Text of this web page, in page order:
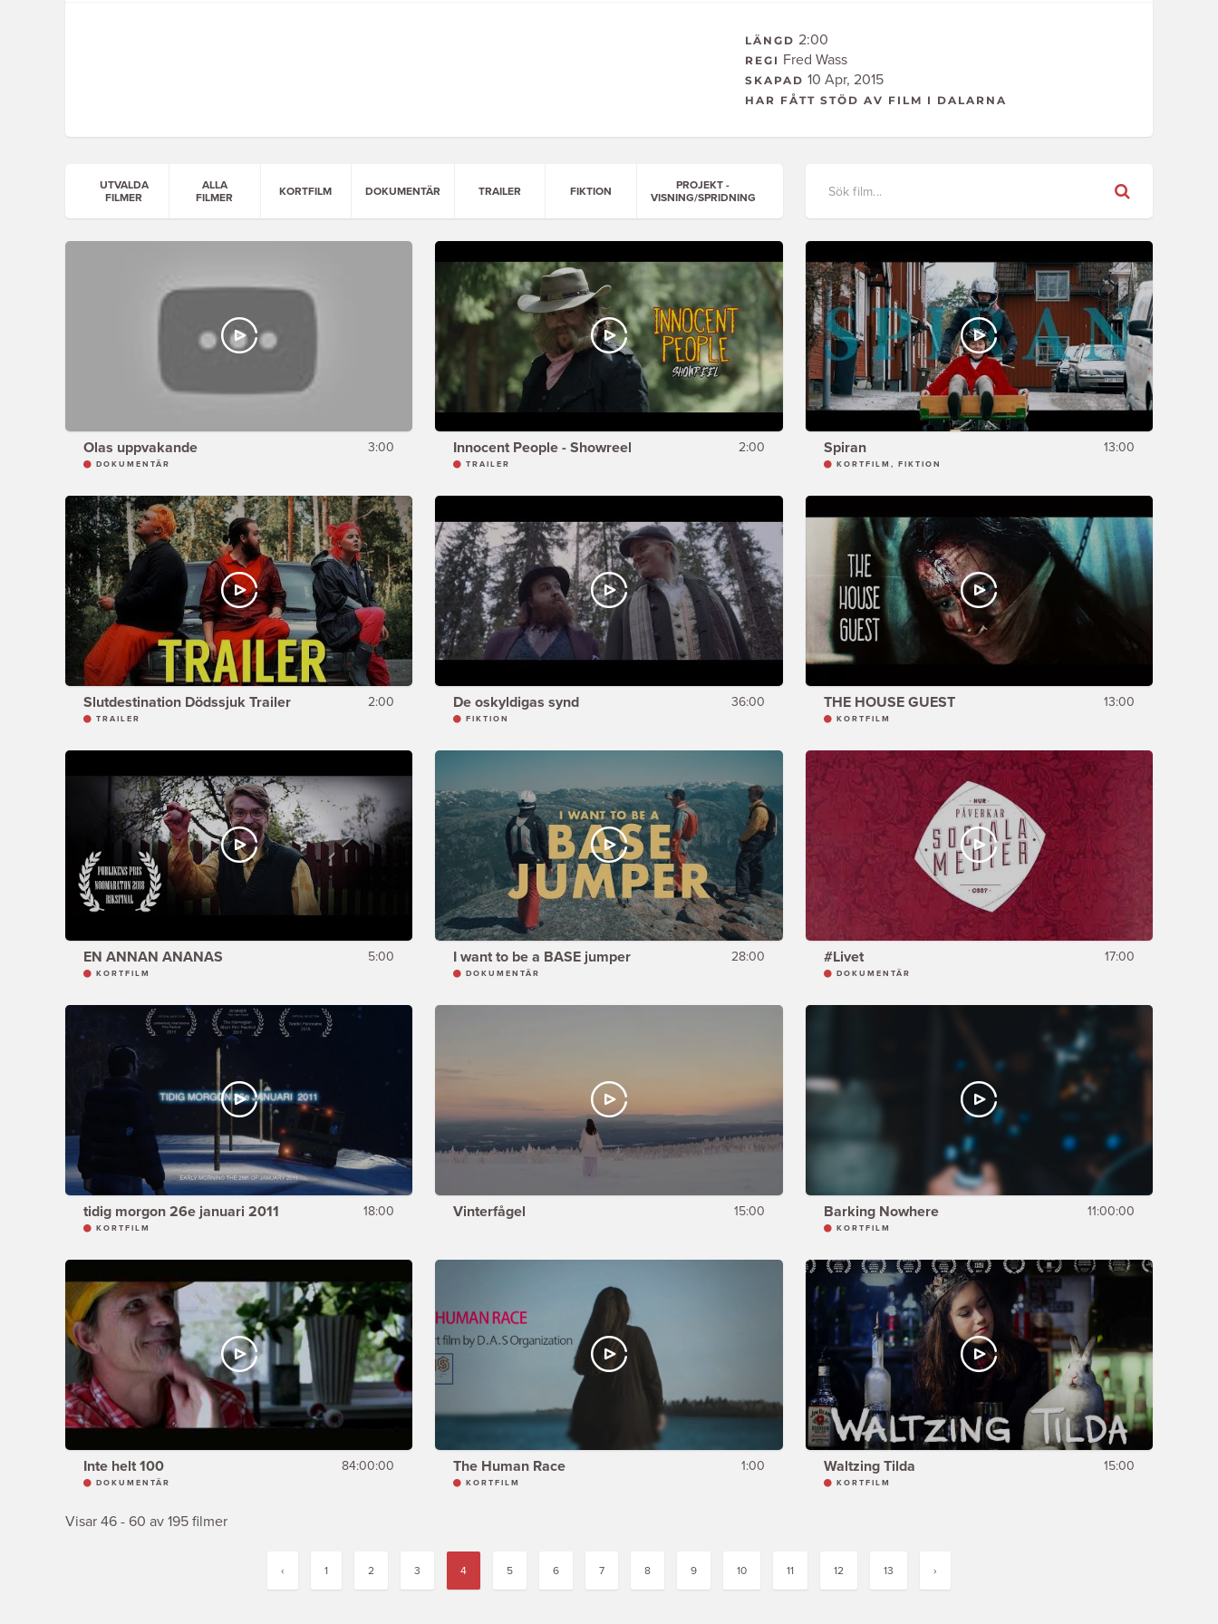
LÄNGD 2:00
REGI Fred Wass
SKAPAD 10 Apr, 2015
HAR FÅTT STÖD AV FILM I DALARNA
UTVALDA
FILMER
ALLA
FILMER
KORTFILM DOKUMENTÄR TRAILER FIKTION
PROJEKT -
VISNING/SPRIDNING
Sök
Olas uppvakande 3:00
DOKUMENTÄR
Innocent People - Showreel 2:00
TRAILER
Spiran 13:00
KORTFILM, FIKTION
Slutdestination Dödssjuk Trailer 2:00
TRAILER
De oskyldigas synd 36:00
FIKTION
THE HOUSE GUEST 13:00
KORTFILM
EN ANNAN ANANAS 5:00
KORTFILM
I want to be a BASE jumper 28:00
DOKUMENTÄR
#Livet 17:00
DOKUMENTÄR
tidig morgon 26e januari 2011 18:00
KORTFILM
Vinterfågel 15:00 Barking Nowhere 11:00:00
KORTFILM
Inte helt 100 84:00:00
DOKUMENTÄR
The Human Race 1:00
KORTFILM
Waltzing Tilda 15:00
KORTFILM
Visar 46 - 60 av 195 filmer
‹ 1 2 3 4 5 6 7 8 9 10 11 12 13 ›